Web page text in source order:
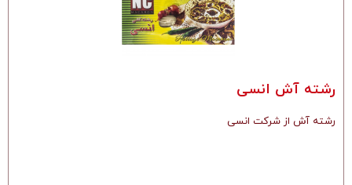
رشته آش انسی
رشته آش از شرکت انسی